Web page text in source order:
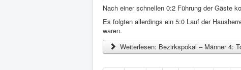
Nach einer schnellen 0:2 Führung der Gäste
Es folgten allerdings ein 5:0 Lauf der
waren.
Weiterlesen: Bezirkspokal – Männer 4: